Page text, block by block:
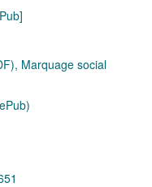
Marquage social